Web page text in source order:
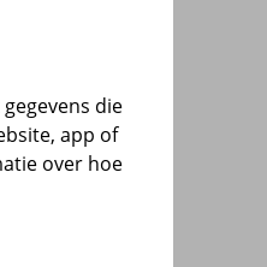
die
app of
over hoe